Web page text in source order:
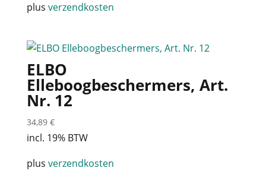
plus verzendkosten
ELBO
Elleboogbeschermers, Art.
Nr. 12
34,89 €
incl. 19% BTW
plus verzendkosten